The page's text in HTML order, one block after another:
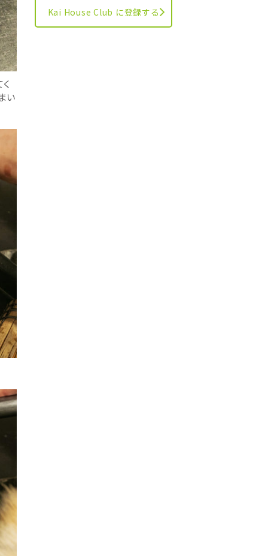
い
Kai House Club に登録する